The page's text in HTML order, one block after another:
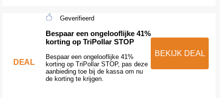
DEAL
Geverifieerd
Bespaar een ongelooflijke 41%
korting op TriPollar STOP
Bespaar een ongelooflijke 41%
korting op TriPollar STOP, pas deze
aanbieding toe bij de kassa om nu
de korting te krijgen.
BEKIJK DEAL